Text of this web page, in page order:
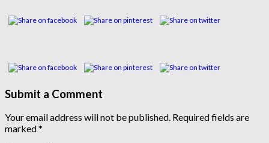
Submit a Comment
Your email address will not be published. Required fields are
marked*